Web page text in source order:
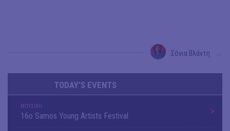
Σόνια Βλάντη
TODAY'S EVENTS
ΜΟΥΣΙΚΗ
16o Samos Young Artists Festival